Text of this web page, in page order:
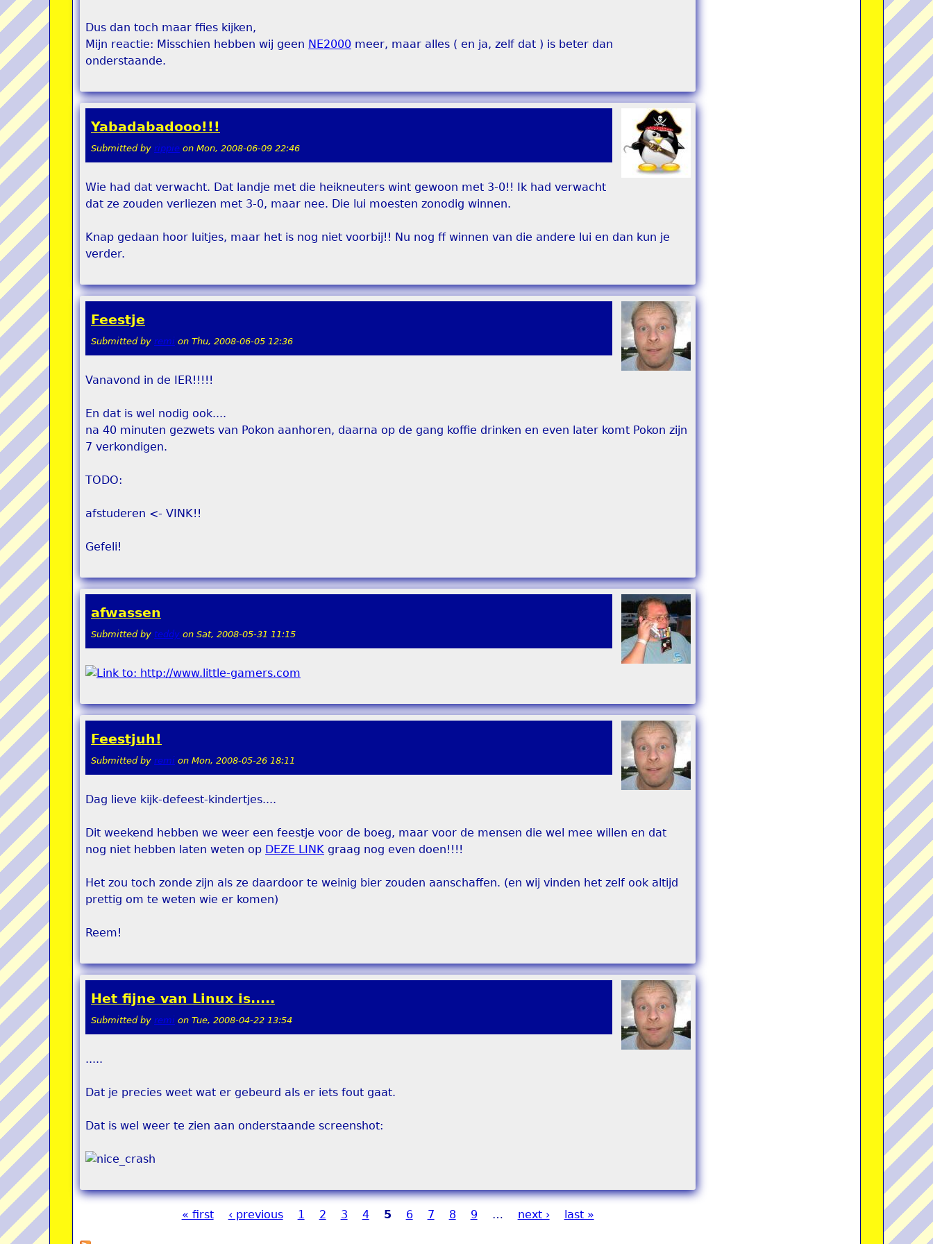
Dus dan toch maar ffies kijken,
Mijn reactie: Misschien hebben wij geen NE2000 meer, maar alles ( en ja, zelf dat ) is beter dan
onderstaande.
Yabadabadooo!!!
Submitted by rippie on Mon, 2008-06-09 22:46
Wie had dat verwacht. Dat landje met die heikneuters wint gewoon met 3-0!! Ik had verwacht
dat ze zouden verliezen met 3-0, maar nee. Die lui moesten zonodig winnen.
Knap gedaan hoor luitjes, maar het is nog niet voorbij!! Nu nog ff winnen van die andere lui en dan kun je
verder.
Feestje
Submitted by remi on Thu, 2008-06-05 12:36
Vanavond in de IER!!!!!
En dat is wel nodig ook....
na 40 minuten gezwets van Pokon aanhoren, daarna op de gang koffie drinken en even later komt Pokon zijn
7 verkondigen.
TODO:
afstuderen <- VINK!!
Gefeli!
afwassen
Submitted by teddy on Sat, 2008-05-31 11:15
Feestjuh!
Submitted by remi on Mon, 2008-05-26 18:11
Dag lieve kijk-defeest-kindertjes....
Dit weekend hebben we weer een feestje voor de boeg, maar voor de mensen die wel mee willen en dat
nog niet hebben laten weten op DEZE LINK graag nog even doen!!!!
Het zou toch zonde zijn als ze daardoor te weinig bier zouden aanschaffen. (en wij vinden het zelf ook altijd
prettig om te weten wie er komen)
Reem!
Het fijne van Linux is.....
Submitted by remi on Tue, 2008-04-22 13:54
.....
Dat je precies weet wat er gebeurd als er iets fout gaat.
Dat is wel weer te zien aan onderstaande screenshot:
« first ‹ previous 1 2 3 4 5 6 7 8 9 … next › last »